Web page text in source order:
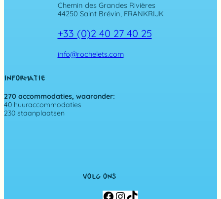
Chemin des Grandes Rivières
44250 Saint Brévin, FRANKRIJK
+33 (0)2 40 27 40 25
info@rochelets.com
INFORMATIE
270 accommodaties, waaronder:
40 huuraccommodaties
230 staanplaatsen
VOLG ONS
F